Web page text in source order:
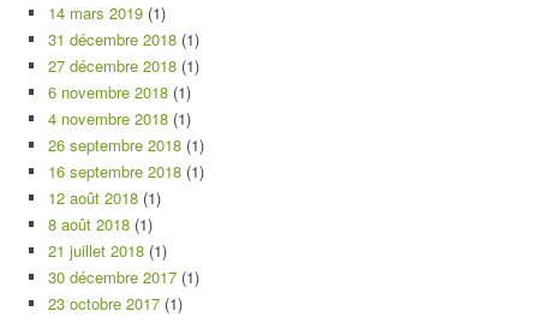
14 mars 2019 (1)
31 décembre 2018 (1)
27 décembre 2018 (1)
6 novembre 2018 (1)
4 novembre 2018 (1)
26 septembre 2018 (1)
16 septembre 2018 (1)
12 août 2018 (1)
8 août 2018 (1)
21 juillet 2018 (1)
30 décembre 2017 (1)
23 octobre 2017 (1)